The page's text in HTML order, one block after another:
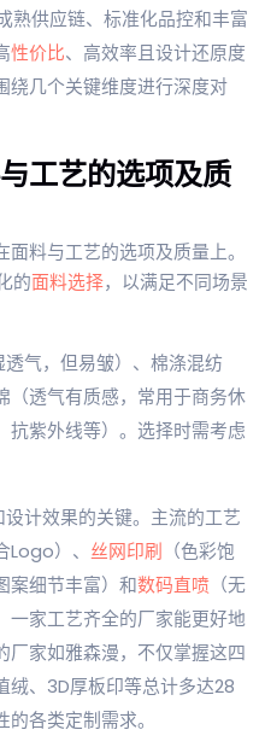
熟供应链、标准化品控和丰富
性价比、高效率且设计还原度
绕几个关键维度进行深度对
工艺的选项及质
料与工艺的选项及质量上。
的面料选择，以满足不同场景
气，但易皱）、棉涤混纺
（透气有质感，常用于商务休
抗紫外线等）。选择时需考虑
计效果的关键。主流的工艺
）、 丝网印刷 （色彩饱
案细节丰富）和数码直喷 （无
一家工艺齐全的厂家能更好地
厂家如雅森漫，不仅掌握这四
绒、3D厚板印等总计多达28
各类定制需求。